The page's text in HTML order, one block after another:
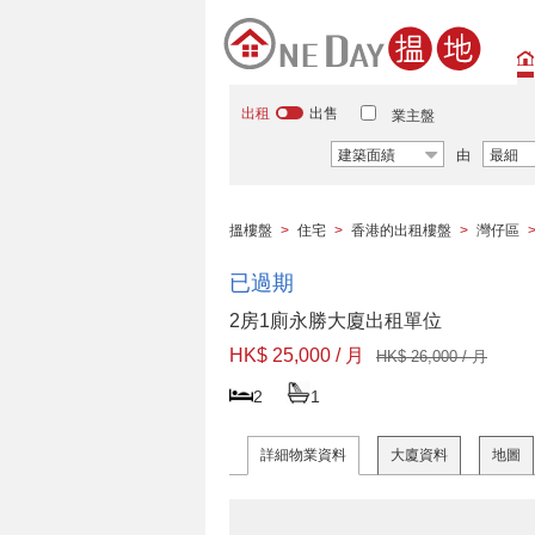
出租 出售 業主盤
建築面績 由 最細
搵樓盤 > 住宅 > 香港的出租樓盤 > 灣仔區 >
已過期
2房1廁永勝大廈出租單位
HK$ 25,000 / 月
HK$ 26,000 / 月
2 1
詳細物業資料 大廈資料 地圖